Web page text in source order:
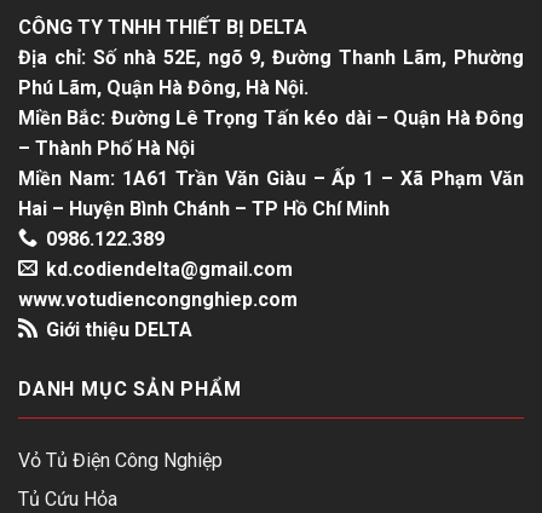
CÔNG TY TNHH THIẾT BỊ DELTA
Địa chỉ: Số nhà 52E, ngõ 9, Đường Thanh Lãm, Phường
Phú Lãm, Quận Hà Đông, Hà Nội.
Miền Bắc: Đường Lê Trọng Tấn kéo dài – Quận Hà Đông
– Thành Phố Hà Nội
Miền Nam: 1A61 Trần Văn Giàu – Ấp 1 – Xã Phạm Văn
Hai – Huyện Bình Chánh – TP Hồ Chí Minh
0986.122.389
kd.codiendelta@gmail.com
www.votudiencongnghiep.com
Giới thiệu DELTA
DANH MỤC SẢN PHẨM
Vỏ Tủ Điện Công Nghiệp
Tủ Cứu Hỏa